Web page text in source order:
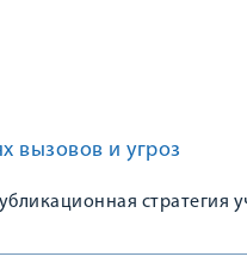
вызовов и угроз
стратегия